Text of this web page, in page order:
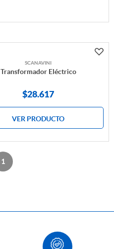
SCANAVINI
Transformador Eléctrico
$28.617
VER PRODUCTO
1